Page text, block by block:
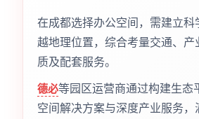
在成都选择办公空间，需建立科
越地理位置，综合考量交通、产
质及配套服务。
德必等园区运营商通过构建生态
空间解决方案与深度产业服务，